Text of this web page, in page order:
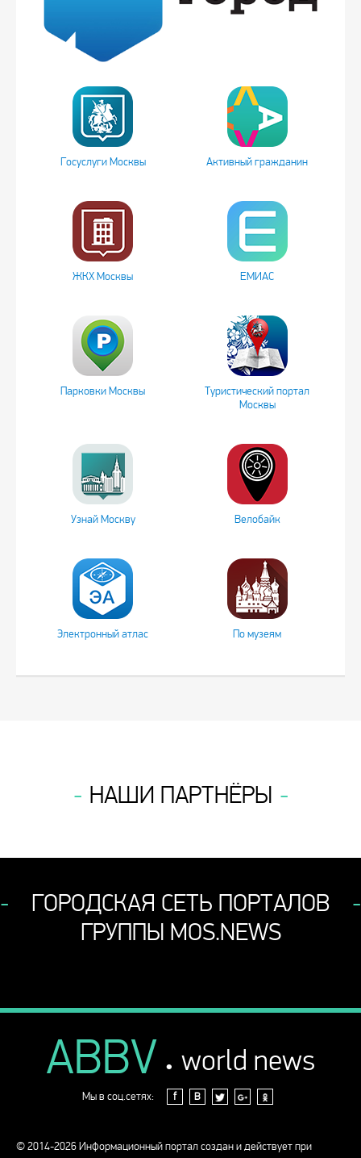
Госуслуги Москвы Активный гражданин
ЖКХ Москвы ЕМИАС
Парковки Москвы
Туристический портал
Москвы
Узнай Москву Велобайк
Электронный атлас По музеям
НАШИ ПАРТНЁРЫ
ГОРОДСКАЯ СЕТЬ ПОРТАЛОВ
ГРУППЫ MOS.NEWS
ABBV . world news
Мы в соц.сетях: f В
© 2014-2026 Информационный портал создан и действует при